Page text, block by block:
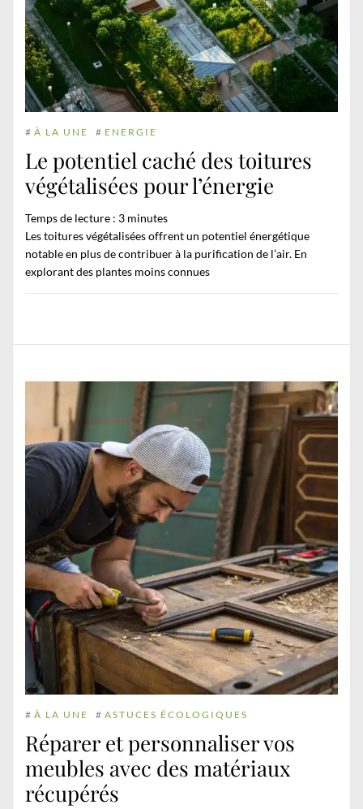
# À LA UNE # ENERGIE
Le potentiel caché des toitures
végétalisées pour l’énergie
Temps de lecture : 3 minutes
Les toitures végétalisées offrent un potentiel énergétique
notable en plus de contribuer à la purification de l’air. En
explorant des plantes moins connues
# À LA UNE # ASTUCES ÉCOLOGIQUES
Réparer et personnaliser vos
meubles avec des matériaux
récupérés